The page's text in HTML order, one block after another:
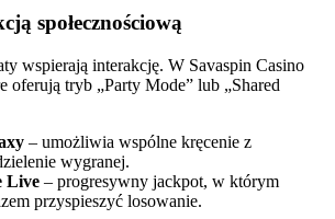
społecznościową
wspierają interakcję. W Savaspin Casino
oferują tryb „Party Mode” lub „Shared
– umożliwia wspólne kręcenie z
wygranej.
Live – progresywny jackpot, w którym
przyspieszyć losowanie.